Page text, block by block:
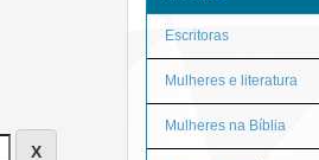
Escritoras
Mulheres e literatura
Mulheres na Bíblia